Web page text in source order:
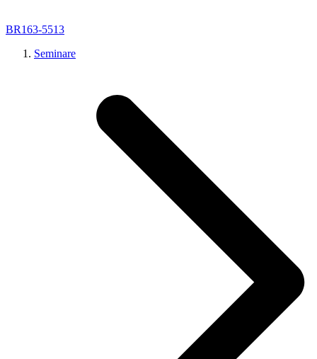
BR163-5513
Seminare